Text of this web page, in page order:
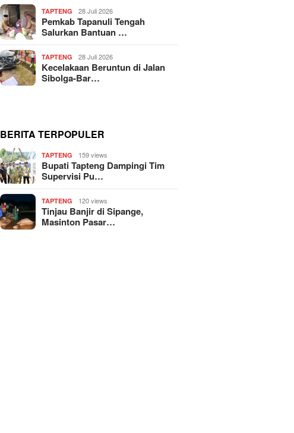
TAPTENG 28 Juli 2026
Pemkab Tapanuli Tengah
Salurkan Bantuan …
TAPTENG 28 Juli 2026
Kecelakaan Beruntun di Jalan
Sibolga-Bar…
BERITA TERPOPULER
TAPTENG 159 views
Bupati Tapteng Dampingi Tim
Supervisi Pu…
TAPTENG 120 views
Tinjau Banjir di Sipange,
Masinton Pasar…